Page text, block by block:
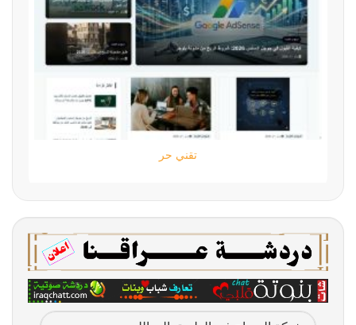
تقني حر